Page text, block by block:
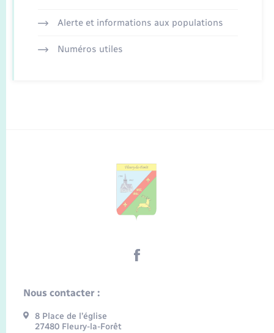
Alerte et informations aux populations
Numéros utiles
Nous contacter :
8 Place de l’église
27480 Fleury-la-Forêt